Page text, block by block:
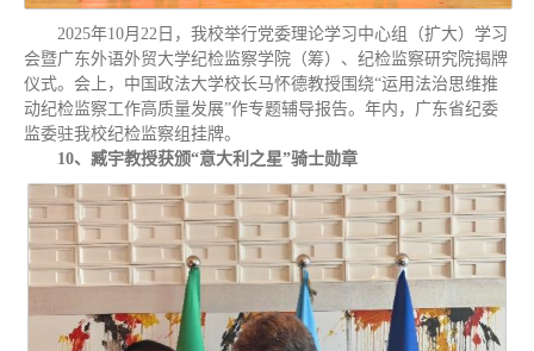
2025年10月22日，我校举行党委理论学习中心组（扩大）学习
会暨广东外语外贸大学纪检监察学院（筹）、纪检监察研究院揭牌
仪式。会上，中国政法大学校长马怀德教授围绕“运用法治思维推
动纪检监察工作高质量发展”作专题辅导报告。年内，广东省纪委
监委驻我校纪检监察组挂牌。
10、臧宇教授获颁“意大利之星”骑士勋章